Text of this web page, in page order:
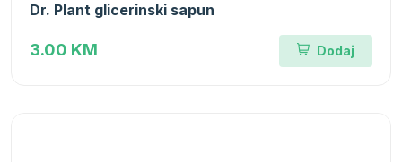
Dr. Plant glicerinski sapun
3.00 KM Dodaj